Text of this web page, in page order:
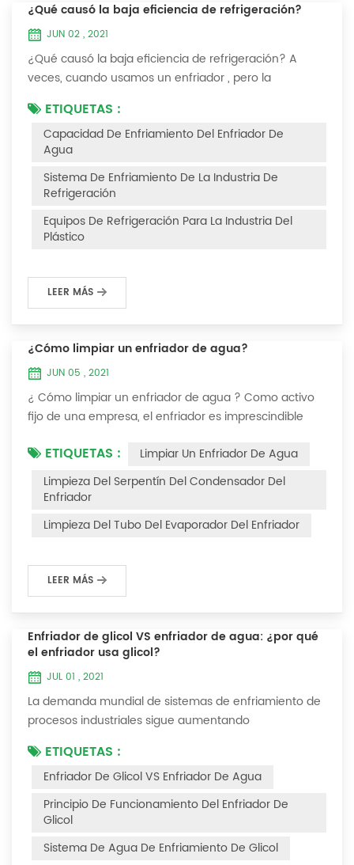
¿Qué causó la baja eficiencia de refrigeración?
JUN 02 , 2021
¿Qué causó la baja eficiencia de refrigeración? A
veces, cuando usamos un enfriador , pero la
enfriarse a cierta temperatura, ya no bajará más.
Hablemos ¿Qué causó la baja eficiencia de
refrigeración? 1. Fuga de refrigerante [análisis de falla]
Después de la fuga de refrigerante en el sistema, la
capacidad de enfriamiento es insuficiente, la presión...
ETIQUETAS :
Capacidad De Enfriamiento Del Enfriador De
Agua
Sistema De Enfriamiento De La Industria De
Refrigeración
Equipos De Refrigeración Para La Industria Del
Plástico
LEER MÁS
¿Cómo limpiar un enfriador de agua?
JUN 05 , 2021
¿ Cómo limpiar un enfriador de agua ? Como activo
fijo de una empresa, el enfriador es imprescindible
maximice su utilidad. Debido a que la operación a
largo plazo del enfriador causará incrustaciones
gruesas en la superficie del condensador, lo que
Por ejemplo, para que su eficiencia de trabaj...
ETIQUETAS :
Limpiar Un Enfriador De Agua
Limpieza Del Serpentín Del Condensador Del
Enfriador
Limpieza Del Tubo Del Evaporador Del Enfriador
LEER MÁS
Enfriador de glicol VS enfriador de agua: ¿por qué
el enfriador usa glicol?
JUL 01 , 2021
La demanda mundial de sistemas de enfriamiento de
procesos industriales sigue aumentando
inactividad mínimo son las claves para lograr procesos
industriales y comerciales consistentes y rentables.
Este artículo considerará la mejor manera de lograr la
temperatura óptima requerida para los procesos de
ETIQUETAS :
Enfriador De Glicol VS Enfriador De Agua
Principio De Funcionamiento Del Enfriador De
Glicol
Sistema De Agua De Enfriamiento De Glicol